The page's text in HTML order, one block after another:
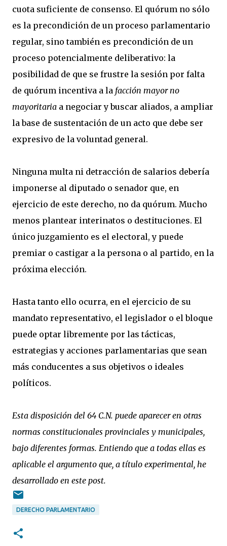
cuota suficiente de consenso. El quórum no sólo
es la precondición de un proceso parlamentario
regular, sino también es precondición de un
proceso potencialmente deliberativo: la
posibilidad de que se frustre la sesión por falta
de quórum incentiva a la facción mayor no
mayoritaria a negociar y buscar aliados, a ampliar
la base de sustentación de un acto que debe ser
expresivo de la voluntad general.
Ninguna multa ni detracción de salarios debería
imponerse al diputado o senador que, en
ejercicio de este derecho, no da quórum. Mucho
menos plantear interinatos o destituciones. El
único juzgamiento es el electoral, y puede
premiar o castigar a la persona o al partido, en la
próxima elección.
Hasta tanto ello ocurra, en el ejercicio de su
mandato representativo, el legislador o el bloque
puede optar libremente por las tácticas,
estrategias y acciones parlamentarias que sean
más conducentes a sus objetivos o ideales
políticos.
Esta disposición del 64 C.N. puede aparecer en otras
normas constitucionales provinciales y municipales,
bajo diferentes formas. Entiendo que a todas ellas es
aplicable el argumento que, a título experimental, he
desarrollado en este post.
DERECHO PARLAMENTARIO